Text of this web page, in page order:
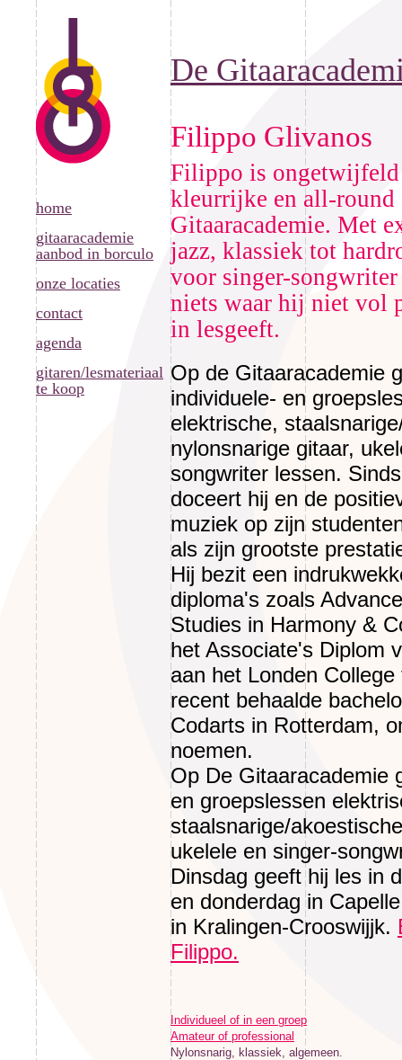
home
gitaaracademie
aanbod in borculo
onze locaties
contact
agenda
gitaren/lesmateriaal
te koop
De
Filippo Glivanos
Filippo is ongetwijfeld
kleurrijke en all-round
Gitaaracademie. Met
jazz, klassiek tot
voor singer-
niets waar hij niet vol
in lesgeeft.
Op de Gitaaracademie
individuele- en
elektrische,
nylonsnarige gitaar,
songwriter lessen.
doceert hij en de
muziek op zijn
als zijn grootste
Hij bezit een
diploma's zoals
Studies in Harmony &
het Associate's Diplom
aan het Londen
recent behaalde
Codarts in Rotterdam,
noemen.
Op De Gitaaracademie
en groepslessen
staalsnarige/
ukelele en singer-
Dinsdag geeft hij les in
en donderdag in
in Kralingen-Crooswijjk.
Filippo.
Individueel of in een groep
Amateur of professional
Nylonsnarig, klassiek, algemeen.